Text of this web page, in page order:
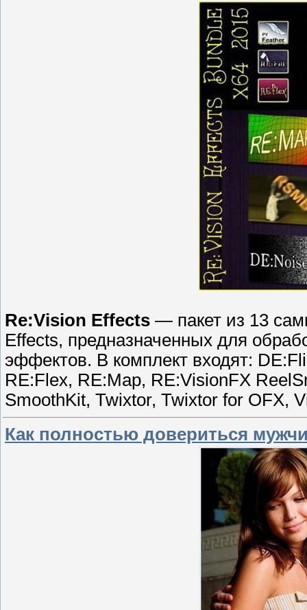
Re:Vision Effects — пакет из 13
Effects, предназначенных для
эффектов. В комплект входят:
RE:Flex, RE:Map, RE:VisionFX
SmoothKit, Twixtor, Twixtor for OFX,
Как полностью довериться